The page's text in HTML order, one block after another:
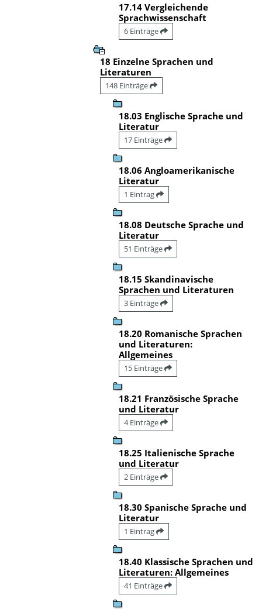
17.14 Vergleichende
Sprachwissenschaft
6 Einträge
18 Einzelne Sprachen und
Literaturen
148 Einträge
18.03 Englische Sprache und
Literatur
17 Einträge
18.06 Angloamerikanische
Literatur
1 Eintrag
18.08 Deutsche Sprache und
Literatur
51 Einträge
18.15 Skandinavische
Sprachen und Literaturen
3 Einträge
18.20 Romanische Sprachen
und Literaturen:
Allgemeines
15 Einträge
18.21 Französische Sprache
und Literatur
4 Einträge
18.25 Italienische Sprache
und Literatur
2 Einträge
18.30 Spanische Sprache und
Literatur
1 Eintrag
18.40 Klassische Sprachen und
Literaturen: Allgemeines
41 Einträge